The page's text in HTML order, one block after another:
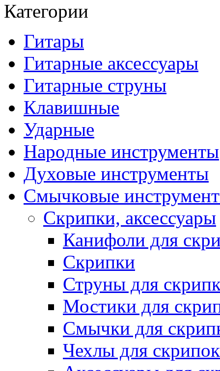
Категории
Гитары
Гитарные аксессуары
Гитарные струны
Клавишные
Ударные
Народные инструменты
Духовые инструменты
Смычковые
Скрипки, аксессуары
Канифоли для
Скрипки
Струны для
Мостики для
Смычки для
Чехлы для скрипок